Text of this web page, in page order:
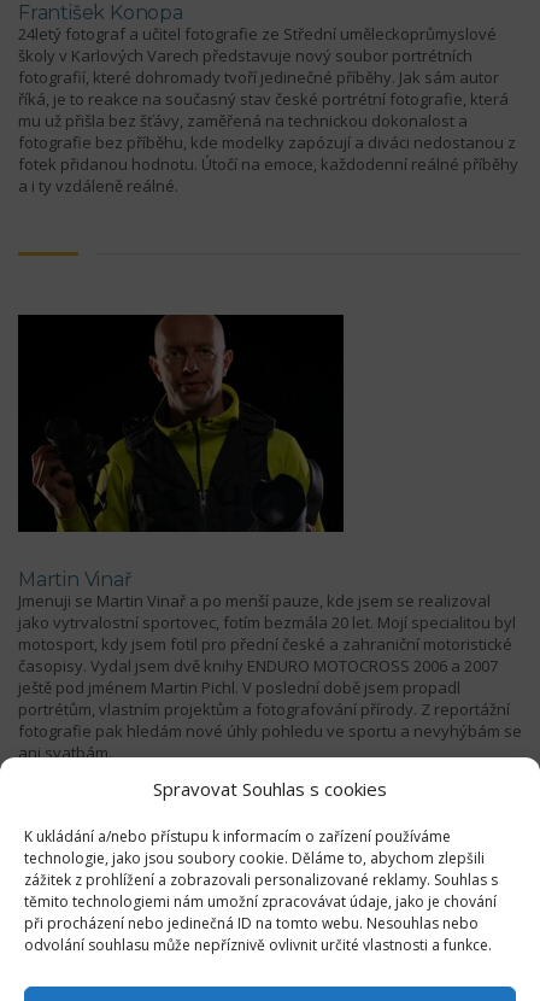
Spravovat Souhlas s cookies
K ukládání a/nebo přístupu k informacím o zařízení používáme
technologie, jako jsou soubory cookie. Děláme to, abychom zlepšili
zážitek z prohlížení a zobrazovali personalizované reklamy. Souhlas s
těmito technologiemi nám umožní zpracovávat údaje, jako je chování
při procházení nebo jedinečná ID na tomto webu. Nesouhlas nebo
odvolání souhlasu může nepříznivě ovlivnit určité vlastnosti a funkce.
František Konopa
24letý fotograf a učitel fotografie ze Střední uměleckoprůmyslové
školy v Karlových Varech představuje nový soubor portrétních
fotografií, které dohromady tvoří jedinečné příběhy. Jak sám autor
říká, je to reakce na současný stav české portrétní fotografie, která
mu už přišla bez šťávy, zaměřená na technickou dokonalost a
fotografie bez příběhu, kde modelky zapózují a diváci nedostanou z
fotek přidanou hodnotu. Útočí na emoce, každodenní reálné příběhy
a i ty vzdáleně reálné.
Martin Vinař
Jmenuji se Martin Vinař a po menší pauze, kde jsem se realizoval
jako vytrvalostní sportovec, fotím bezmála 20 let. Mojí specialitou byl
motosport, kdy jsem fotil pro přední české a zahraniční motoristické
časopisy. Vydal jsem dvě knihy ENDURO MOTOCROSS 2006 a 2007
ještě pod jménem Martin Pichl. V poslední době jsem propadl
portrétům, vlastním projektům a fotografování přírody. Z reportážní
fotografie pak hledám nové úhly pohledu ve sportu a nevyhýbám se
ani svatbám.
1 2 Další